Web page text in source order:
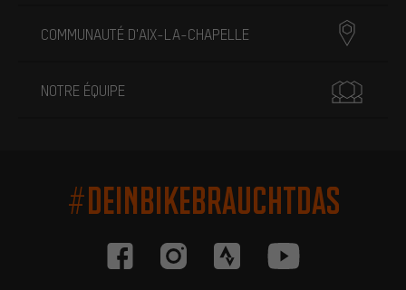
COMMUNAUTÉ D'AIX-LA-CHAPELLE
NOTRE ÉQUIPE
#DEINBIKEBRAUCHTDAS